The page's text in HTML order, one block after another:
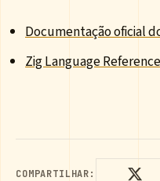
Documentação oficial
Zig Language
COMPARTILHAR: